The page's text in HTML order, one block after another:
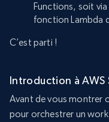
Functions, soit
fonction Lambda
C’est parti !
Introduction à AWS
Avant de vous montrer
pour orchestrer un